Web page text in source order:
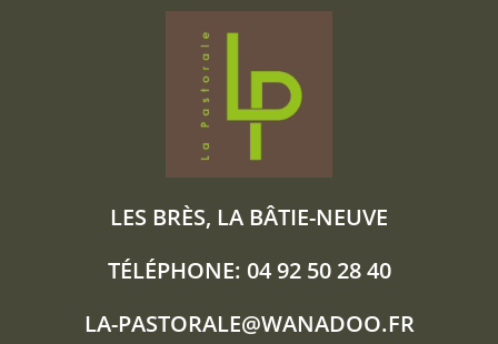
LES BRÈS, LA BÂTIE-NEUVE
TÉLÉPHONE: 04 92 50 28 40
LA-PASTORALE@WANADOO.FR